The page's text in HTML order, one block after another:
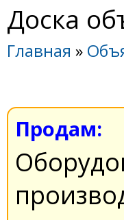
Доска
Главная »
Продам: